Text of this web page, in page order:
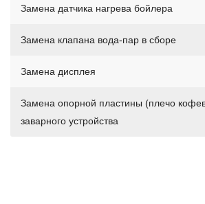
Замена датчика нагрева бойлера
Замена клапана вода-пар в сборе
Замена дисплея
Замена опорной пластины (плечо
заварного устройства